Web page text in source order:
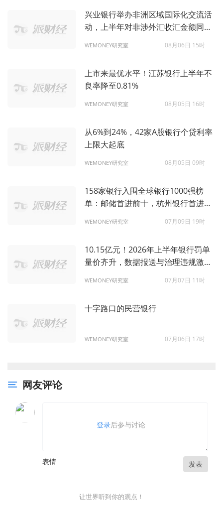
兴业银行举办非洲区域国际化交流活
动，上半年对非涉外汇收汇金额同比
WEMONEY研究室 08月06日 15时
上市来最优水平！江苏银行上半年不
良率降至0.81%
WEMONEY研究室 08月05日 16时
从6%到24%，42家A股银行个贷利率
上限大起底
WEMONEY研究室 08月05日 09时
158家银行入围全球银行1000强榜
单：邮储首进前十，杭州银行首进百
WEMONEY研究室 07月09日 19时
10.15亿元！2026年上半年银行罚单
量价齐升，数据报送与治理违规激增
WEMONEY研究室 07月07日 11时
十字路口的民营银行
WEMONEY研究室 07月06日 17时
网友评论
登录后参与讨论
表情 发表
让世界听到你的观点！